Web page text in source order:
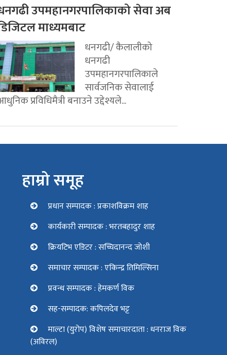
उपमहानगरपालिकाको सेवा अब
माध्यमबाट
धनगढी/ कैलालीको
धनगढी
उपमहानगरपालिकाले
सार्वजनिक सेवालाई
प्रविधिमैत्री बनाउने उद्देश्यले...
हाम्रो समूह
प्रधान सम्पादक : प्रकाशविक्रम शाह
कार्यकारी सम्पादक : भरतबहादुर शाह
क्रियटिभ एडिटर : सच्चिदानन्द जोशी
समाचार सम्पादक : एकिन्द्र तिमिल्सिना
प्रवन्ध सम्पादक : हेमकर्ण विक
सह-सम्पादक: कपिलदेव भट्ट
माल्टा (युरोप) विशेष समाचारदाता : धनराज विक
(अविरल)